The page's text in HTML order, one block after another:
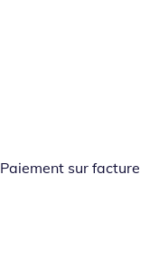
Paiement sur facture